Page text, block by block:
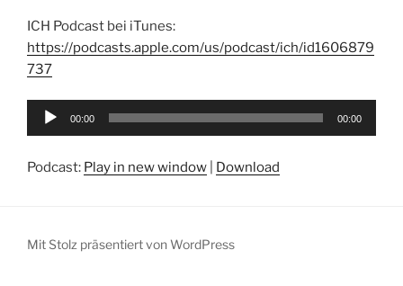
ICH Podcast bei iTunes:
https://podcasts.apple.com/us/podcast/ich/id1606879
737
Audio-
00:00 00:00
Podcast: Play in new window Download
Mit Stolz präsentiert von WordPress